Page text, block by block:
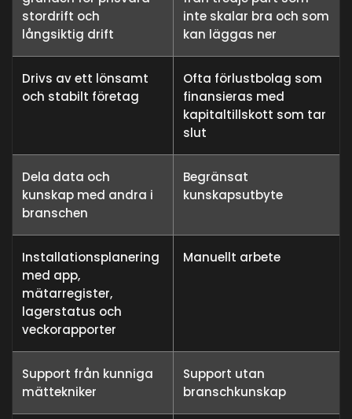
stordrift och
långsiktig drift
inte skalar bra och som
kan läggas ner
Drivs av ett lönsamt
och stabilt företag
Ofta förlustbolag som
finansieras med
kapitaltillskott som tar
slut
Dela data och
kunskap med andra i
branschen
Begränsat
kunskapsutbyte
Installationsplanering
med app,
mätarregister,
lagerstatus och
veckorapporter
Manuellt arbete
Support från kunniga
mättekniker
Support utan
branschkunskap